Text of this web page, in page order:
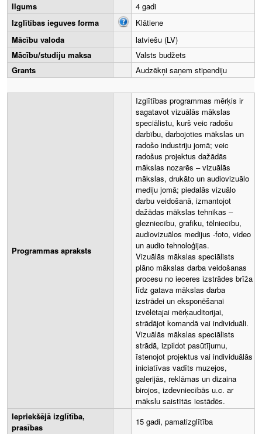
Ilgums
4 gadi
Izglītības ieguves forma
Klātiene
Mācību valoda
latviešu (LV)
Mācību/studiju maksa
Valsts budžets
Grants
Audzēkņi saņem stipendiju
Programmas apraksts
Izglītības programmas mērķis ir
sagatavot vizuālās mākslas
speciālistu, kurš veic radošu
darbību, darbojoties mākslas un
radošo industriju jomā; veic
radošus projektus dažādās
mākslas nozarēs – vizuālās
mākslas, drukāto un audiovizuālo
mediju jomā; piedalās vizuālo
darbu veidošanā, izmantojot
dažādas mākslas tehnikas –
glezniecību, grafiku, tēlniecību,
audiovizuālos medijus -foto, video
un audio tehnoloģijas.
Vizuālās mākslas speciālists
plāno mākslas darba veidošanas
procesu no ieceres izstrādes brīža
līdz gatava mākslas darba
izstrādei un eksponēšanai
izvēlētajai mērķauditorijai,
strādājot komandā vai individuāli.
Vizuālās mākslas speciālists
strādā, izpildot pasūtījumu,
īstenojot projektus vai individuālās
iniciatīvas vadīts muzejos,
galerijās, reklāmas un dizaina
birojos, izdevniecībās u.c. ar
mākslu saistītās iestādēs.
Iepriekšējā izglītība,
prasības
15 gadi, pamatizglītība